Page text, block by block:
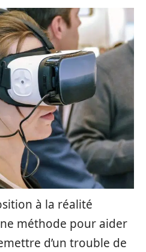
à la réalité
méthode pour aider
d’un trouble de